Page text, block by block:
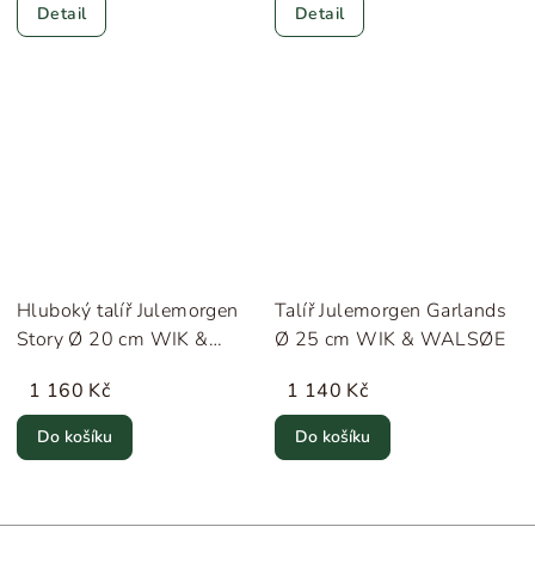
Detail Detail
Hluboký talíř Julemorgen
Story Ø 20 cm WIK &
1 160 Kč
Do košíku
Talíř Julemorgen Garlands
Ø 25 cm WIK & WALSØE
1 140 Kč
Do košíku